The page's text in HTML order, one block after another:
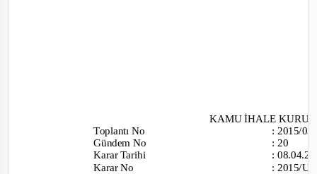
KAMU İHALE
ToplantıNo
Gündem No
Karar Tarihi
Karar No
: 2015/
: 20
:
: 2015/